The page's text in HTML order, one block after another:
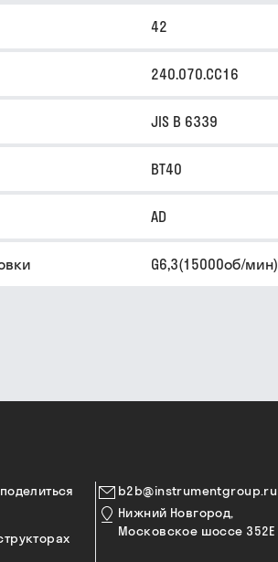
42
240.070.CC16
JIS B 6339
BT40
AD
G6,3(15000об/мин)
b2b@instrumentgroup.ru
Нижний Новгород,
Московское шоссе 352Е